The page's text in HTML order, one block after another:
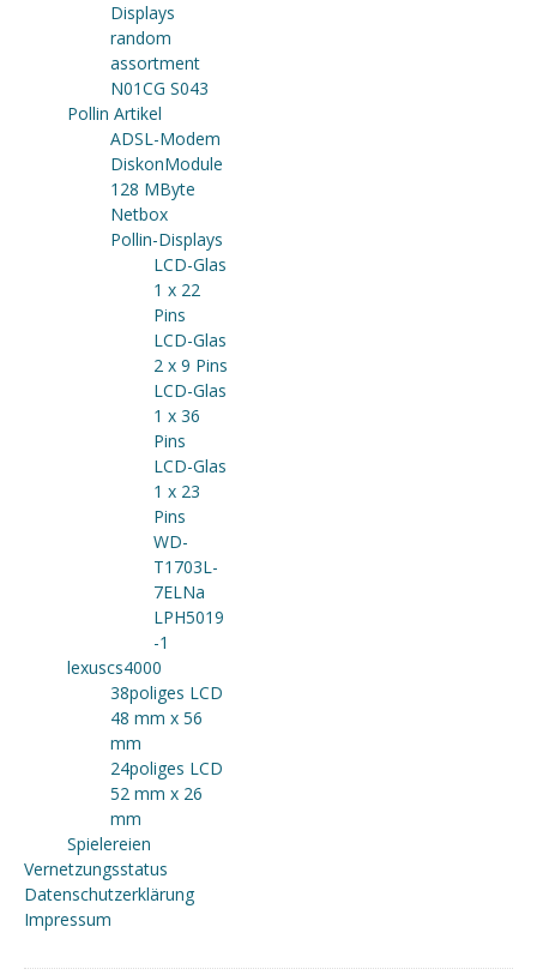
Displays
random
assortment
N01CG S043
Pollin Artikel
ADSL-Modem
DiskonModule
128 MByte
Netbox
Pollin-Displays
LCD-Glas
1 x 22
Pins
LCD-Glas
2 x 9 Pins
LCD-Glas
1 x 36
Pins
LCD-Glas
1 x 23
Pins
WD-
T1703L-
7ELNa
LPH5019
-1
lexuscs4000
38poliges LCD
48 mm x 56
mm
24poliges LCD
52 mm x 26
mm
Spielereien
Vernetzungsstatus
Datenschutzerklärung
Impressum